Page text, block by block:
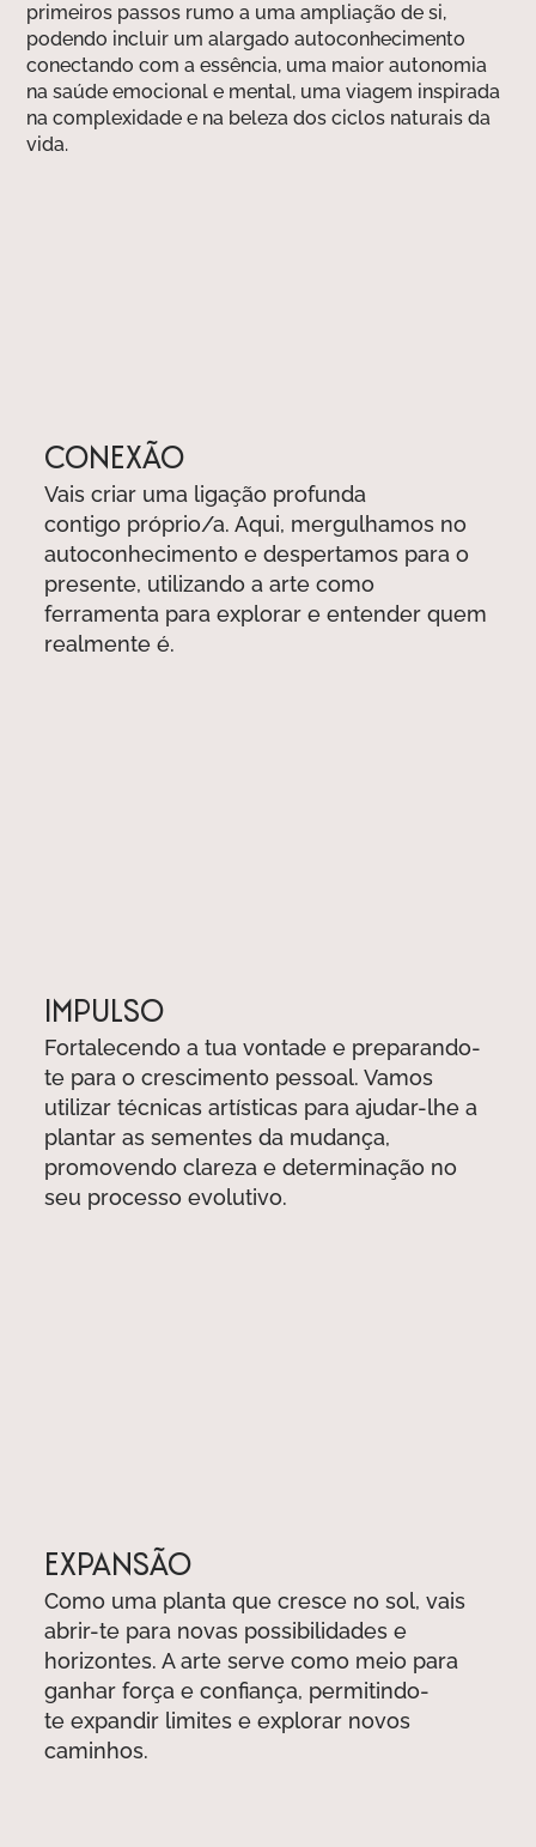
CONEXÃO
Vais criar uma ligação profunda
contigo próprio/a. Aqui, mergulhamos no
autoconhecimento e despertamos para o
presente, utilizando a arte como
ferramenta para explorar e entender quem
realmente é.
​IMPULSO
Fortalecendo a tua vontade e preparando-
te para o crescimento pessoal. Vamos
utilizar técnicas artísticas para ajudar-lhe a
plantar as sementes da mudança,
promovendo clareza e determinação no
seu processo evolutivo.
​EXPANSÃO
Como uma planta que cresce no sol, vais
abrir-te para novas possibilidades e
horizontes. A arte serve como meio para
ganhar força e confiança, permitindo-
te expandir limites e explorar novos
caminhos.
primeiros passos rumo a uma ampliação de si,
podendo incluir um alargado autoconhecimento
conectando com a essência, uma maior autonomia
na saúde emocional e mental, uma viagem inspirada
na complexidade e na beleza dos ciclos naturais da
vida.